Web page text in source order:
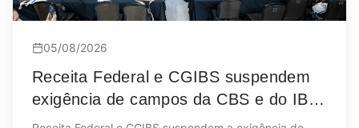
05/08/2026
Receita Federal e CGIBS suspendem
exigência de campos da CBS e do IBS
em documentos fiscais